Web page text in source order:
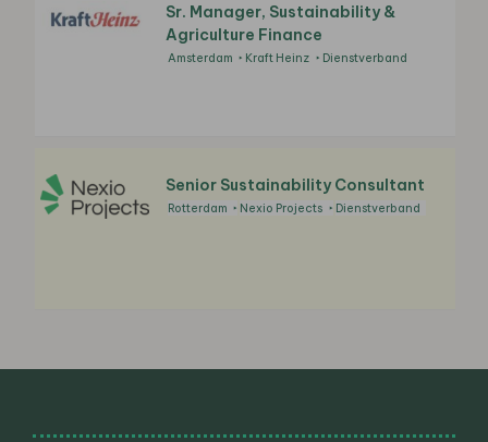
Sr. Manager, Sustainability &
Agriculture Finance
Amsterdam Kraft Heinz Dienstverband
Senior Sustainability Consultant
Rotterdam Nexio Projects Dienstverband